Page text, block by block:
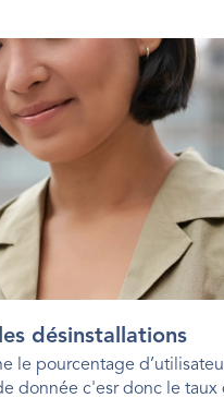
désinstallations
le pourcentage
donnée c'esr donc le taux